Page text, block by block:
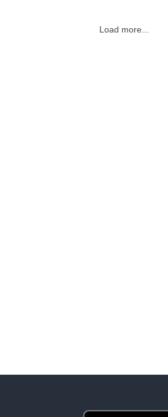
Load more...